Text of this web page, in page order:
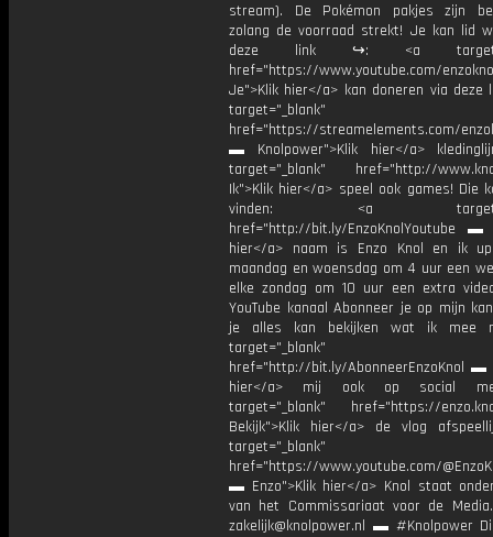
stream). De Pokémon pakjes zijn
zolang de voorraad strekt! Je kan lid
deze link ↪: <a
href="https://www.youtube.com/
Je">Klik hier</a> kan doneren via
target="_blank"
href="https://streamelements.com/
▬ Knolpower">Klik hier</a>
target="_blank" href="http://
Ik">Klik hier</a> speel ook games! Die
vinden: <a
href="http://bit.ly/EnzoKnolYoutube ▬
hier</a> naam is Enzo Knol en ik
maandag en woensdag om 4 uur een
elke zondag om 10 uur een extra
YouTube kanaal Abonneer je op mijn
je alles kan bekijken wat ik mee
target="_blank"
href="http://bit.ly/AbonneerEnzoKnol ▬
hier</a> mij ook op social
target="_blank" href="https://
Bekijk">Klik hier</a> de vlog
target="_blank"
href="https://www.youtube.com/
▬ Enzo">Klik hier</a> Knol staat
van het Commissariaat voor de
zakelijk@knolpower.nl ▬ #Knolpower